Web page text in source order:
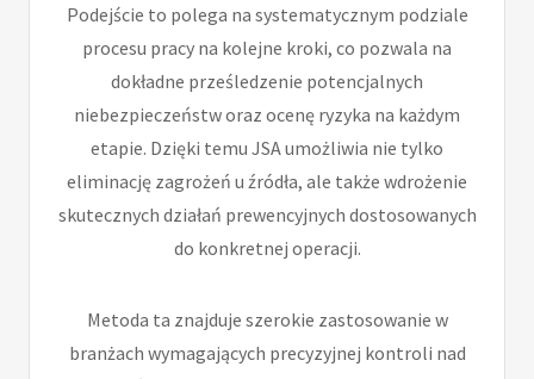
Podejście to polega na systematycznym podziale
procesu pracy na kolejne kroki, co pozwala na
dokładne prześledzenie potencjalnych
niebezpieczeństw oraz ocenę ryzyka na każdym
etapie. Dzięki temu JSA umożliwia nie tylko
eliminację zagrożeń u źródła, ale także wdrożenie
skutecznych działań prewencyjnych dostosowanych
do konkretnej operacji.
Metoda ta znajduje szerokie zastosowanie w
branżach wymagających precyzyjnej kontroli nad